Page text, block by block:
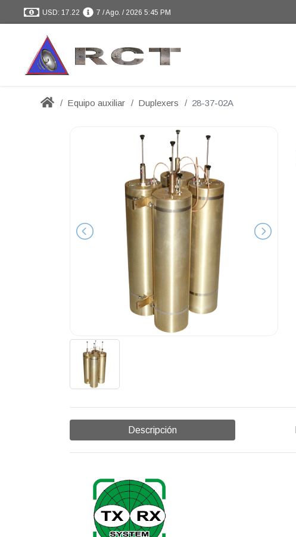
USD: 17.22 7 / Ago. / 2026 5:45 PM
Equipo auxiliar Duplexers 28-37-02A
Descripción